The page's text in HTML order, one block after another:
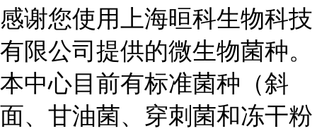
感谢您使用上海晅科生物科技
有限公司提供的微生物菌种。
本中心目前有标准菌种（斜
面、甘油菌、穿刺菌和冻干粉